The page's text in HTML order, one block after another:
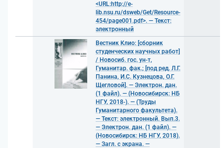
<URL:http://e-
lib.nsu.ru/dsweb/Get/Resource-
454/page001.pdf>. — Текст:
электронный
Вестник Клио: [сборник
студенческих научных работ]
/ Новосиб. гос. ун-т,
Гуманитар. фак.; [под ред. Л.Г.
Панина, И.С. Кузнецова, О.Г.
Щегловой]. — Электрон. дан.
(1 файл). — (Новосибирск: НБ
НГУ, 2018-). — (Труды
Гуманитарного факультета).
— Текст: электронный. Вып.3.
— Электрон. дан. (1 файл). —
(Новосибирск: НБ НГУ, 2018).
— Загл. с экрана. —